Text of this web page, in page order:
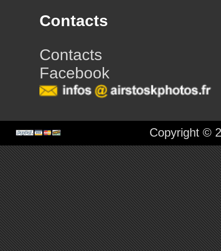
Contacts
Contacts
Facebook
Copyright ©